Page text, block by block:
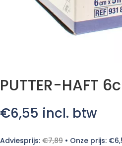
PUTTER-HAFT
€6,55 incl. btw
Adviesprijs: €7,89 • Onze prijs: €